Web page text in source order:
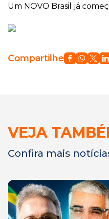
Um NOVO Brasil já
Compartilhe
VEJA
Confira mais